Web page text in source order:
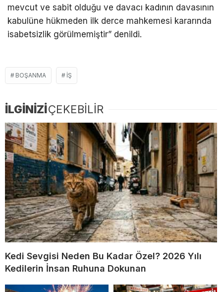
mevcut ve sabit olduğu ve davacı kadının davasının
kabulüne hükmeden ilk derce mahkemesi kararında
isabetsizlik görülmemiştir” denildi.
BOŞANMA IŞ
İLGİNİZİÇEKEBİLİR
Kedi Sevgisi Neden Bu Kadar Özel? 2026 Yılı
Kedilerin İnsan Ruhuna Dokunan